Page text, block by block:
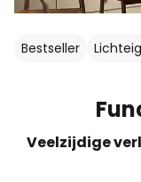
Bestseller
Veelzijdige